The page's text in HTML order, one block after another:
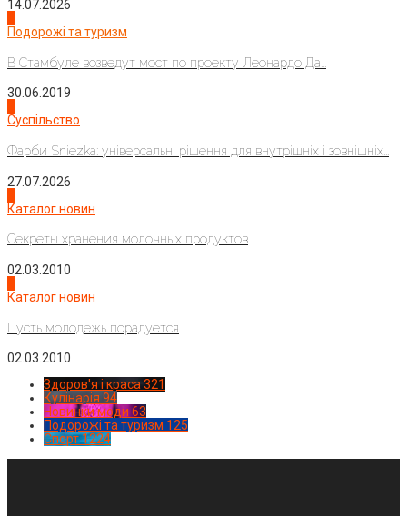
14.07.2026
Подорожі та туризм
В Стамбуле возведут мост по проекту Леонардо Да...
30.06.2019
Суспільство
Фарби Sniezka: універсальні рішення для внутрішніх і зовнішніх...
27.07.2026
Каталог новин
Секреты хранения молочных продуктов
02.03.2010
Каталог новин
Пусть молодежь порадуется
02.03.2010
Здоров'я і краса 321
Кулінарія 94
Новинки моди 63
Подорожі та туризм 125
Спорт1224